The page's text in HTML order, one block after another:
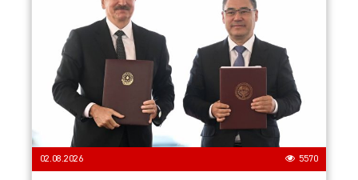
02.08.2026 5570